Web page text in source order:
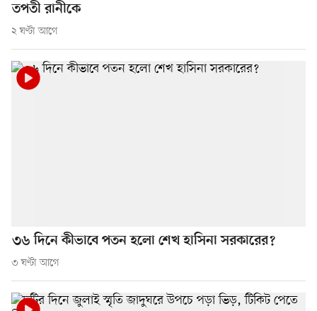
তপতী রানীকে
২ ঘণ্টা আগে
৩৬ দিনে কীভাবে পতন হলো শেখ হাসিনা সরকারের?
৩ ঘণ্টা আগে